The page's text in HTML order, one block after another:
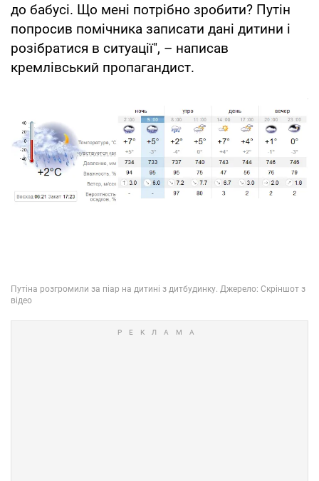
до бабусі. Що мені потрібно зробити? Путін
попросив помічника записати дані дитини і
розібратися в ситуації", – написав
кремлівський пропагандист.